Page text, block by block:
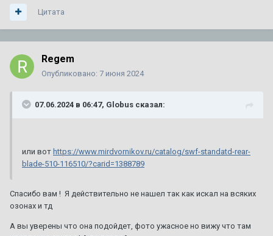
Цитата
Regem
Опубликовано: 7 июня 2024
07.06.2024 в 06:47, Globus сказал:
или вот https://www.mirdvornikov.ru/catalog/swf-standatd-rear-
blade-510-116510/?carid=1388789
Спасибо вам ! Я действительно не нашел так как искал на всяких
озонах и тд
А вы уверены что она подойдет, фото ужасное но вижу что там